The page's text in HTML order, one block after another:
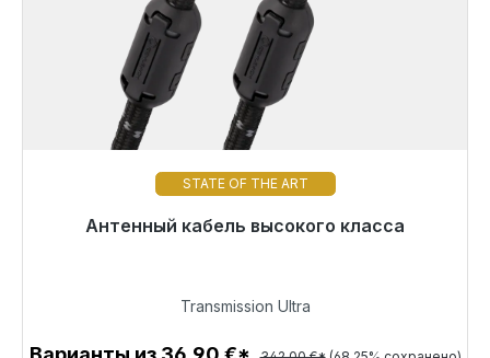
STATE OF THE ART
Антенный кабель высокого класса
Готовы к немедленной отправке, срок поставки
108,57 €
Transmission Ultra